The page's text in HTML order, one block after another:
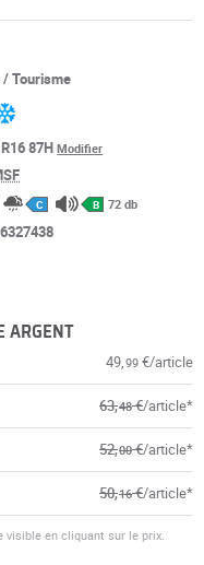
Tourisme
87HModifier
C B 72 db
ARGENT
49,99 €/article
63,48€/article*
52,00€/article*
50,16€/article*
visible en cliquant sur le prix.